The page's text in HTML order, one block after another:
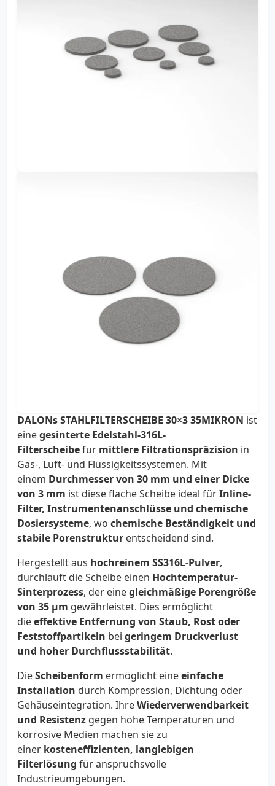
DALONs STAHLFILTERSCHEIBE 30×3 35MIKRON ist
einegesinterte Edelstahl-316L-
Filterscheibefür mittlere Filtrationspräzision in
Gas-, Luft- und Flüssigkeitssystemen. Mit
einem Durchmesser von 30 mm und einer Dicke
von 3 mm ist diese flache Scheibe ideal fürInline-
Filter, Instrumentenanschlüsse und chemische
Dosiersysteme, wo chemische Beständigkeit und
stabile Porenstruktur entscheidend sind.
Hergestellt aus hochreinem SS316L-Pulver,
durchläuft die Scheibe einen Hochtemperatur-
Sinterprozess, der einegleichmäßige Porengröße
von 35 µm gewährleistet. Dies ermöglicht
dieeffektive Entfernung von Staub, Rost oder
Feststoffpartikeln bei geringem Druckverlust
und hoher Durchflussstabilität.
DieScheibenform ermöglicht eineeinfache
Installation durch Kompression, Dichtung oder
Gehäuseintegration. IhreWiederverwendbarkeit
und Resistenz gegen hohe Temperaturen und
korrosive Medien machen sie zu
einer kosteneffizienten, langlebigen
Filterlösung für anspruchsvolle
Industrieumgebungen.